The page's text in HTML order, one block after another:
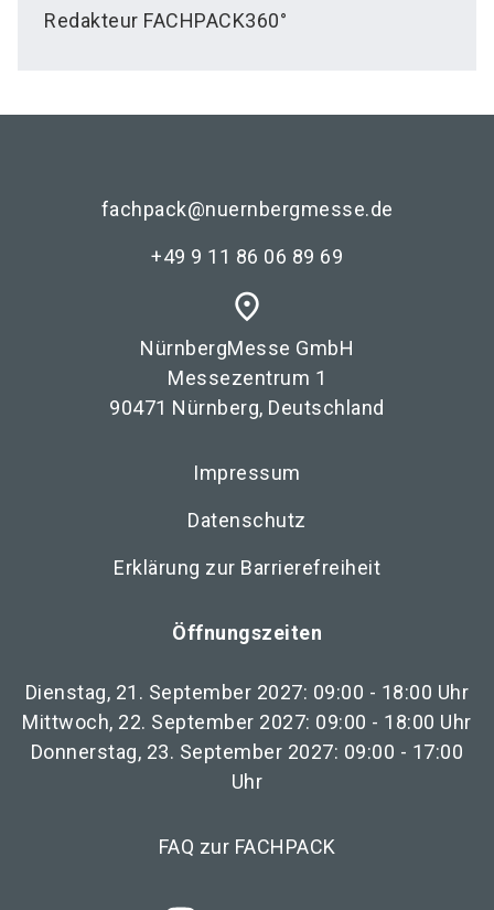
Redakteur FACHPACK360°
fachpack@nuernbergmesse.de
+49 9 11 86 06 89 69
place
NürnbergMesse GmbH
Messezentrum 1
90471 Nürnberg, Deutschland
Impressum
Datenschutz
Erklärung zur Barrierefreiheit
Öffnungszeiten
Dienstag, 21. September 2027: 09:00 - 18:00 Uhr
Mittwoch, 22. September 2027: 09:00 - 18:00 Uhr
Donnerstag, 23. September 2027: 09:00 - 17:00
Uhr
FAQ zur FACHPACK